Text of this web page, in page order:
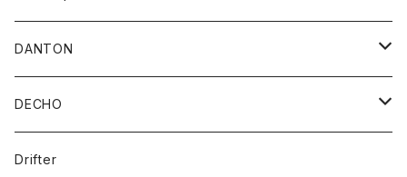
パーカー
Tシャツ
パーカー
ブラウス
ウォレット
カードケース
バッグ
DANTON
アウター
コート
アクセサリー
DECHO
帽子
Drifter